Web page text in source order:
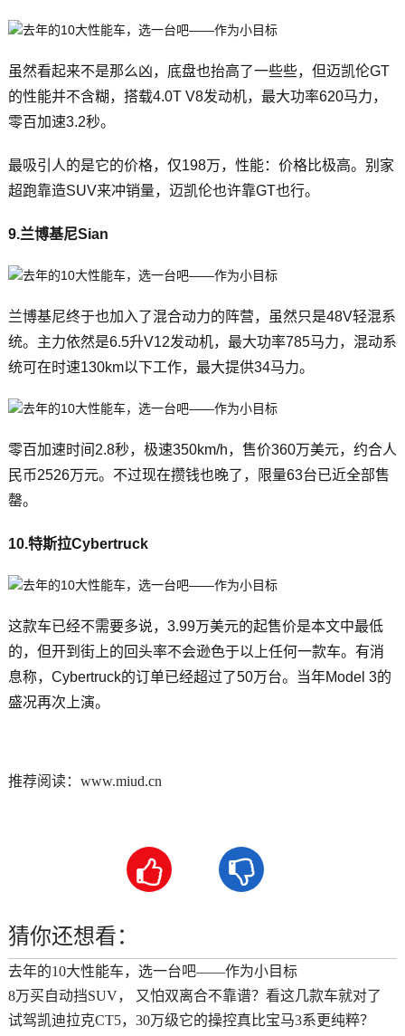
虽然看起来不是那么凶，底盘也抬高了一些些，但迈凯伦GT
的性能并不含糊，搭载4.0T V8发动机，最大功率620马力，
零百加速3.2秒。
最吸引人的是它的价格，仅198万，性能：价格比极高。别家
超跑靠造SUV来冲销量，迈凯伦也许靠GT也行。
9.兰博基尼Sian
兰博基尼终于也加入了混合动力的阵营，虽然只是48V轻混系
统。主力依然是6.5升V12发动机，最大功率785马力，混动系
统可在时速130km以下工作，最大提供34马力。
零百加速时间2.8秒，极速350km/h，售价360万美元，约合人
民币2526万元。不过现在攒钱也晚了，限量63台已近全部售
罄。
10.特斯拉Cybertruck
这款车已经不需要多说，3.99万美元的起售价是本文中最低
的，但开到街上的回头率不会逊色于以上任何一款车。有消
息称，Cybertruck的订单已经超过了50万台。当年Model 3的
盛况再次上演。
推荐阅读： www.miud.cn
 
猜你还想看：
去年的10大性能车，选一台吧——作为小目标
8万买自动挡SUV， 又怕双离合不靠谱？看这几款车就对了
试驾凯迪拉克CT5，30万级它的操控真比宝马3系更纯粹？